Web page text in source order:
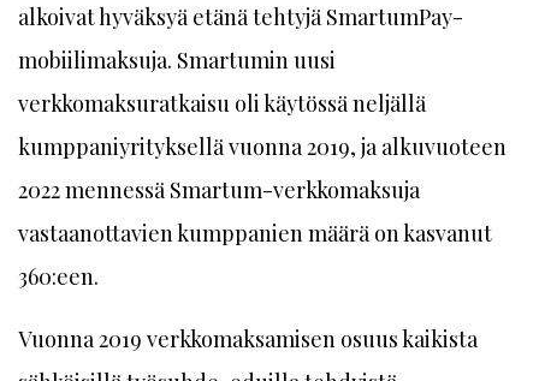
alkoivat hyväksyä etänä tehtyjä SmartumPay-
mobiilimaksuja. Smartumin uusi
verkkomaksuratkaisu oli käytössä neljällä
kumppaniyrityksellä vuonna 2019, ja alkuvuoteen
2022 mennessä Smartum-verkkomaksuja
vastaanottavien kumppanien määrä on kasvanut
360:een.
Vuonna 2019 verkkomaksamisen osuus kaikista